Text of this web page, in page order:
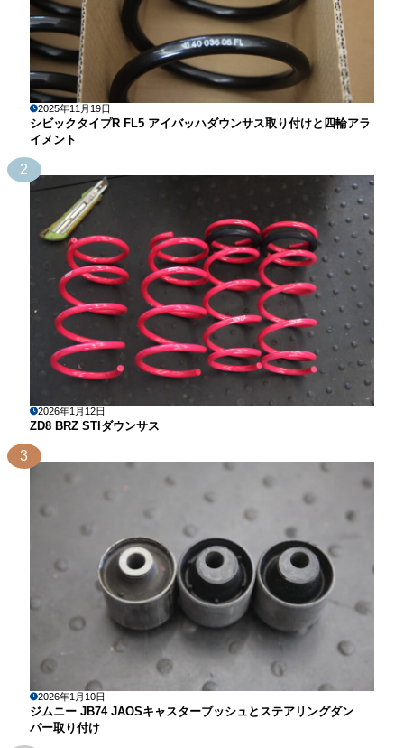
2025年11月19日
シビックタイプR FL5 アイバッハダウンサス取り付けと四輪アラ
イメント
2
2026年1月12日
ZD8 BRZ STIダウンサス
3
2026年1月10日
ジムニー JB74 JAOSキャスターブッシュとステアリングダン
パー取り付け